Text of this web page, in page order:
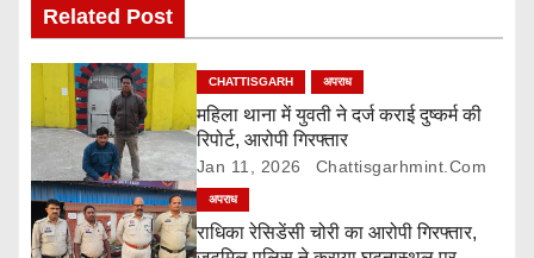
i
g
a
t
i
Related Post
CHATTISGARH अपराध
महिला थाना में युवती ने दर्ज कराई दुष्कर्म की
रिपोर्ट, आरोपी गिरफ्तार
Jan 11, 2026 Chattisgarhmint.com
अपराध
राधिका रेसिडेंसी चोरी का आरोपी गिरफ्तार,